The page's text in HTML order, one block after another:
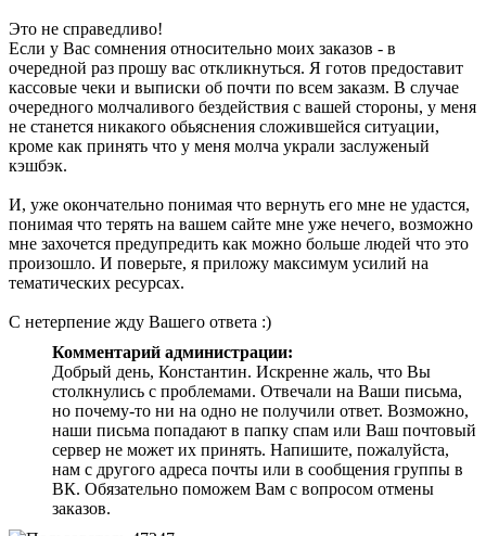
Это не справедливо!
Если у Вас сомнения относительно моих заказов - в
очередной раз прошу вас откликнуться. Я готов предоставит
кассовые чеки и выписки об почти по всем заказм. В случае
очередного молчаливого бездействия с вашей стороны, у меня
не станется никакого обьяснения сложившейся ситуации,
кроме как принять что у меня молча украли заслуженый
кэшбэк.
И, уже окончательно понимая что вернуть его мне не удастся,
понимая что терять на вашем сайте мне уже нечего, возможно
мне захочется предупредить как можно больше людей что это
произошло. И поверьте, я приложу максимум усилий на
тематических ресурсах.
С нетерпение жду Вашего ответа :)
Комментарий администрации:
Добрый день, Константин. Искренне жаль, что Вы
столкнулись с проблемами. Отвечали на Ваши письма,
но почему-то ни на одно не получили ответ. Возможно,
наши письма попадают в папку спам или Ваш почтовый
сервер не может их принять. Напишите, пожалуйста,
нам с другого адреса почты или в сообщения группы в
ВК. Обязательно поможем Вам с вопросом отмены
заказов.